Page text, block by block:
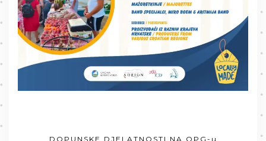
DOPUNSKE DJELATNOSTI NA OPG-u